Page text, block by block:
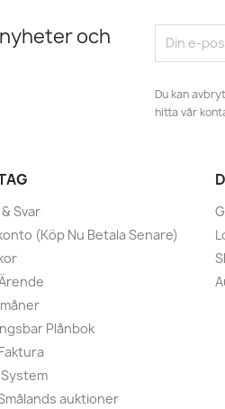
och
Du kan
hitta vår
Svar
(Köp Nu Betala Senare)
Plånbok
auktioner